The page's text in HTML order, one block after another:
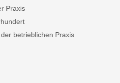
Praxis
betrieblichen Praxis